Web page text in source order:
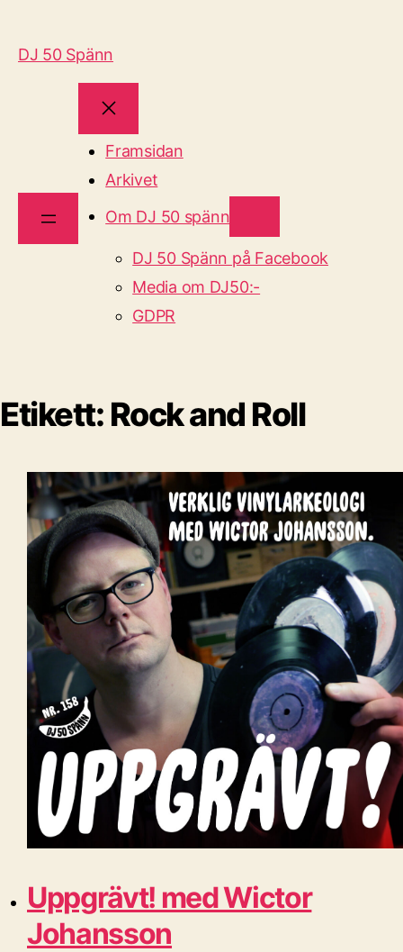
DJ 50 Spänn
Framsidan
Arkivet
Om DJ 50 spänn
DJ 50 Spänn på Facebook
Media om DJ50:-
GDPR
Etikett: Rock and Roll
Uppgrävt! med Wictor
Johansson